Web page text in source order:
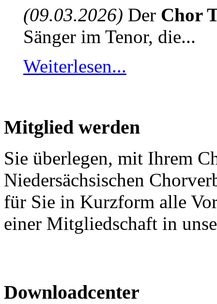
(09.03.2026) Der Chor
Sänger im Tenor, die...
Weiterlesen...
Mitglied werden
Sie überlegen, mit Ihrem
Niedersächsischen
für Sie in Kurzform alle
einer Mitgliedschaft in
Downloadcenter